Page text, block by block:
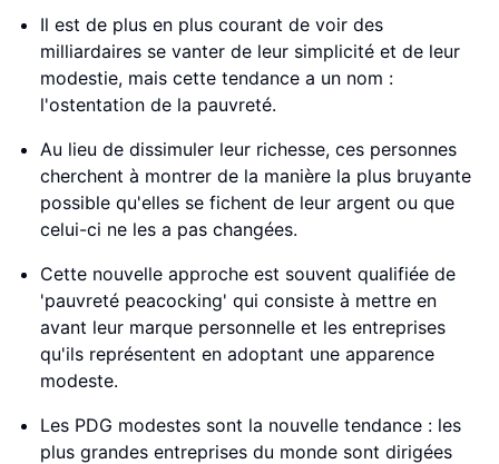
Il est de plus en plus courant de voir des
milliardaires se vanter de leur simplicité et de leur
modestie, mais cette tendance a un nom :
l'ostentation de la pauvreté.
Au lieu de dissimuler leur richesse, ces personnes
cherchent à montrer de la manière la plus bruyante
possible qu'elles se fichent de leur argent ou que
celui-ci ne les a pas changées.
Cette nouvelle approche est souvent qualifiée de
'pauvreté peacocking' qui consiste à mettre en
avant leur marque personnelle et les entreprises
qu'ils représentent en adoptant une apparence
modeste.
Les PDG modestes sont la nouvelle tendance : les
plus grandes entreprises du monde sont dirigées